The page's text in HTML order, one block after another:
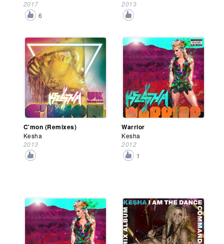
2017
6
2013
C'mon (Remixes)
Kesha
2013
Warrior
Kesha
2012
1